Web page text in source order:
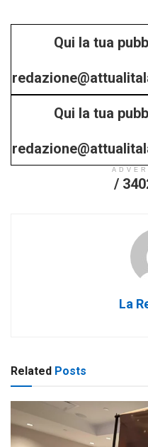
Qui la tua
/
Qui la tua
/
La
Related Posts